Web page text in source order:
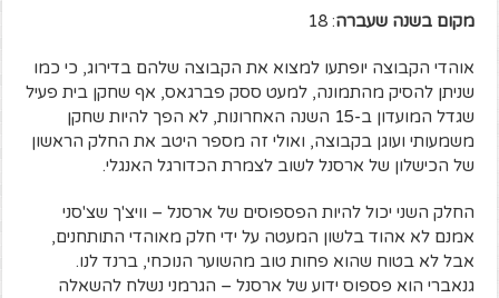
מקום בשנה שעברה: 18
אוהדי הקבוצה יופתעו למצוא את הקבוצה שלהם בדירוג, כי כמו
שניתן להסיק מהתמונה, למעט ססק פברגאס, אף שחקן בית פעיל
שגדל המועדון ב-15 השנה האחרונות, לא הפך להיות שחקן
משמעותי ועוגן בקבוצה, ואולי זה מספר היטב את החלק הראשון
של הכישלון של ארסנל לשוב לצמרת הכדורגל האנגלי.
החלק השני יכול להיות הפספוסים של ארסנל – וויצ'ך שצ'סני
אמנם לא אהוד בלשון המעטה על ידי חלק מאוהדי התותחנים,
אבל לא בטוח שהוא פחות טוב מהשוער הנוכחי, ברנד לנו.
גנאברי הוא פספוס ידוע של ארסנל – הגרמני נשלח להשאלה